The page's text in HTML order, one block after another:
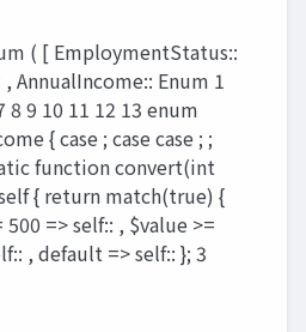
( [ EmploymentStatus::
AnnualIncome:: Enum 1
8 9 10 11 12 13 enum
{ case ; case case ; ;
function convert(int
{ return match(true) {
500 => self:: , $value >=
, default => self:: }; 3